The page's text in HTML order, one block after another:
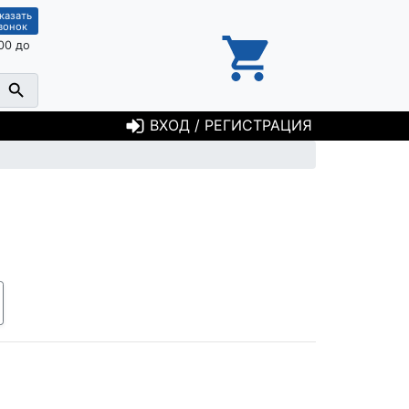
до
ВХОД / РЕГИСТРАЦИЯ